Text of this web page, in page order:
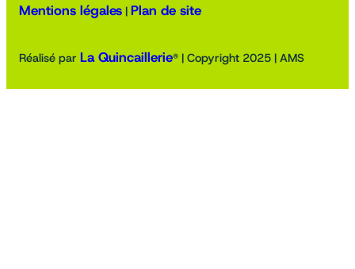
Mentions légales | Plan de site
Réalisé par La Quincaillerie® | Copyright 2025 | AMS